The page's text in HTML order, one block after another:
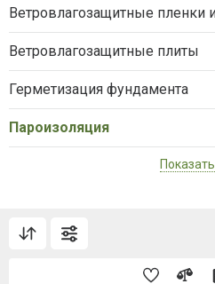
Ветровлагозащитные пленки
Ветровлагозащитные плиты
Герметизация фундамента
Пароизоляция